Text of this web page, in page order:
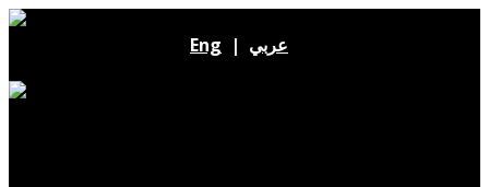
Eng | عربي